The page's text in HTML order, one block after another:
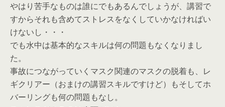
やはり苦手なものは誰にでもあるんでしょうが、講習で
すからそれも含めてストレスをなくしていかなければい
けないし・・・
でも水中は基本的なスキルは何の問題もなくなりまし
た。
事故につながっていくマスク関連のマスクの脱着も、レ
ギクリアー（おまけの講習スキルですけど）もそしてホ
バーリングも何の問題もなし。